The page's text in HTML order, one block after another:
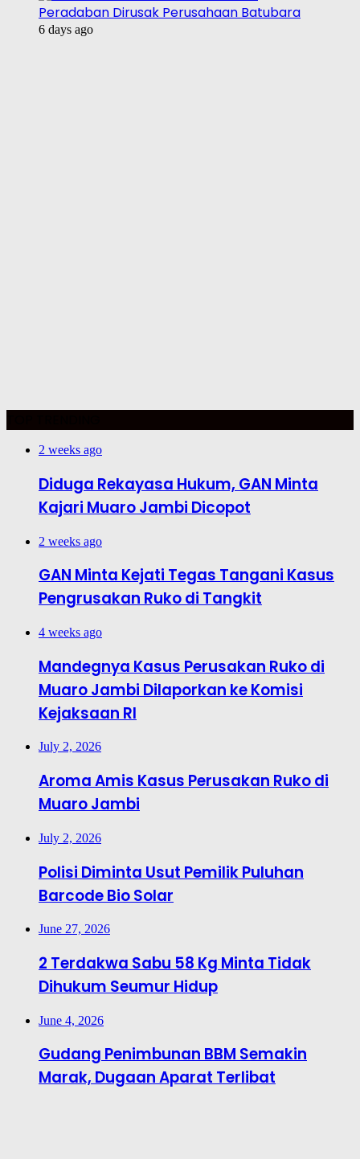
Peradaban Dirusak Perusahaan Batubara
6 days ago
2 weeks ago
Diduga Rekayasa Hukum, GAN Minta
Kajari Muaro Jambi Dicopot
2 weeks ago
GAN Minta Kejati Tegas Tangani Kasus
Pengrusakan Ruko di Tangkit
4 weeks ago
Mandegnya Kasus Perusakan Ruko di
Muaro Jambi Dilaporkan ke Komisi
Kejaksaan RI
July 2, 2026
Aroma Amis Kasus Perusakan Ruko di
Muaro Jambi
July 2, 2026
Polisi Diminta Usut Pemilik Puluhan
Barcode Bio Solar
June 27, 2026
2 Terdakwa Sabu 58 Kg Minta Tidak
Dihukum Seumur Hidup
June 4, 2026
Gudang Penimbunan BBM Semakin
Marak, Dugaan Aparat Terlibat